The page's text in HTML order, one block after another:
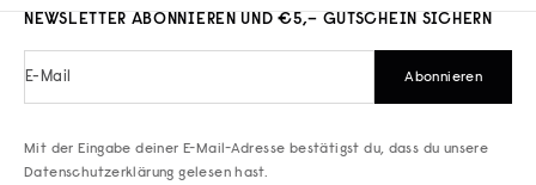
NEWSLETTER ABONNIEREN UND €5,– GUTSCHEIN SICHERN
E-Mail Abonnieren
Mit der Eingabe deiner E-Mail-Adresse bestätigst du, dass du unsere
Datenschutzerklärung gelesen hast.